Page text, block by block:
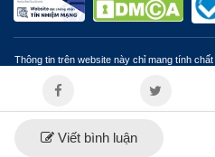
Viết bình luận
Thông tin trên website này chỉ mang tính
viên y tế. Miễn
© Bản quyền VIETMEC - 2023